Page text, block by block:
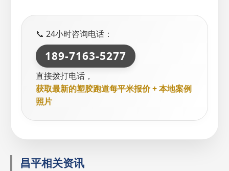
📞 24小时咨询电话：
189-7163-5277
直接拨打电话，
获取最新的塑胶跑道每平米报价 + 本地案例
照片
昌平相关资讯